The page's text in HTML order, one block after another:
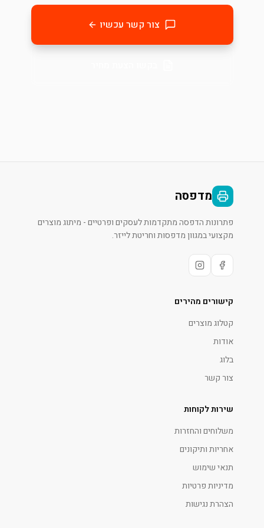
צור קשר עכשיו
מדפסה
פתרונות הדפסה מתקדמות לעסקים ופרטיים - מיתוג מוצרים
מקצועי במגוון מדפסות וחריטת לייזר.
קישורים מהירים
קטלוג מוצרים
אודות
בלוג
צור קשר
שירות לקוחות
משלוחים והחזרות
אחריות ותיקונים
תנאי שימוש
מדיניות פרטיות
הצהרת נגישות